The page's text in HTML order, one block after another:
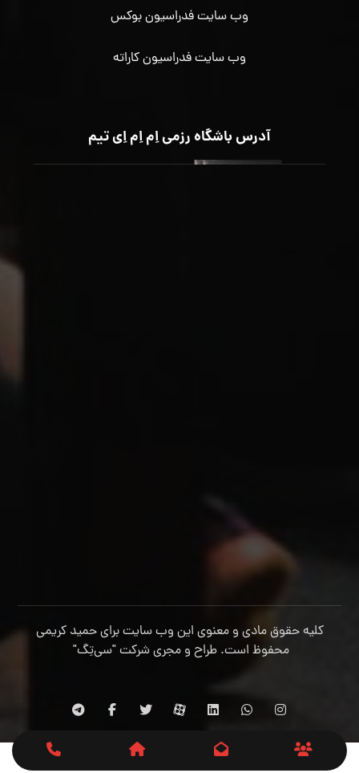
وب سایت فدراسیون بوکس
وب سایت فدراسیون کاراته
آدرس باشگاه رزمی اِم اِم اِی تیم
کلیه حقوق مادی و معنوی این وب سایت برای حمید کریمی
محفوظ است. طراح و مجری شرکت"سی‌تِگ"